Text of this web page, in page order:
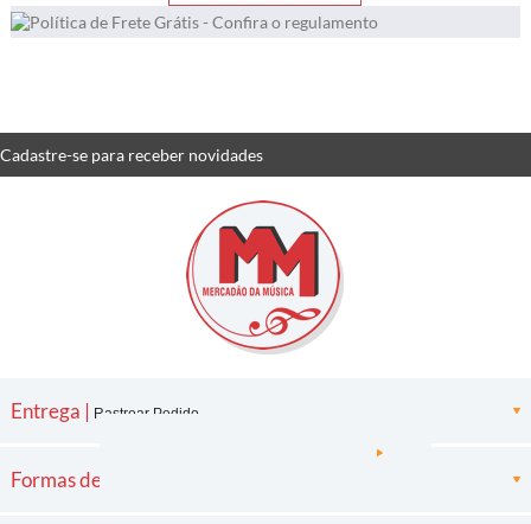
Cadastre-se para receber novidades
Entrega | Rastrear Pedido
Formas de pagamento